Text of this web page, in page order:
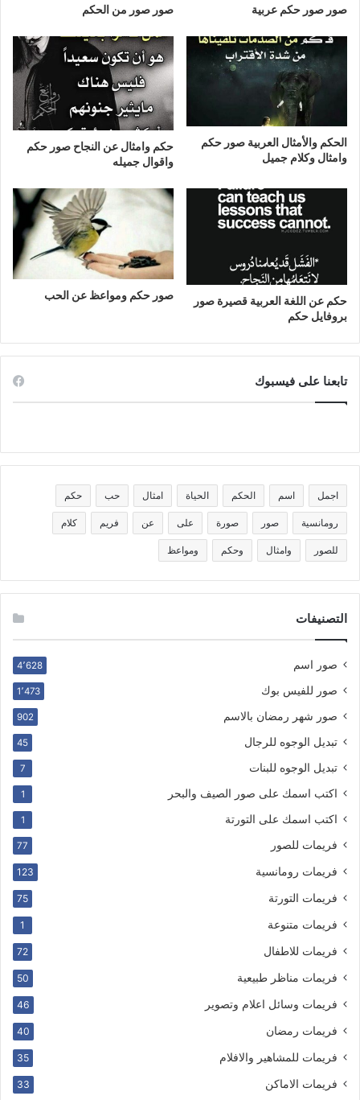
صور صور حكم عربية صور صور من الحكم
الحكم والأمثال العربية صور حكم
وامثال وكلام جميل
حكم وامثال عن النجاح صور حكم
واقوال جميله
حكم عن اللغة العربية قصيرة صور
بروفايل حكم
صور حكم ومواعظ عن الحب
تابعنا على فيسبوك
اجمل اسم الحكم الحياة امثال حب حكم
رومانسية صور صورة على عن فريم كلام
للصور وامثال وحكم ومواعظ
التصنيفات
صور اسم 4٬628
صور للفيس بوك 1٬473
صور شهر رمضان بالاسم 902
تبديل الوجوه للرجال 45
تبديل الوجوه للبنات 7
اكتب اسمك على صور الصيف والبحر 1
اكتب اسمك على التورتة 1
فريمات للصور 77
فريمات رومانسية 123
فريمات التورتة 75
فريمات متنوعة 1
فريمات للاطفال 72
فريمات مناظر طبيعية 50
فريمات وسائل اعلام وتصوير 46
فريمات رمضان 40
فريمات للمشاهير والافلام 35
فريمات الاماكن 33